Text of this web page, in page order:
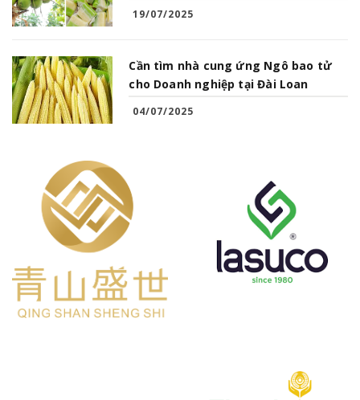
19/07/2025
Cần tìm nhà cung ứng Ngô bao tử
cho Doanh nghiệp tại Đài Loan
04/07/2025